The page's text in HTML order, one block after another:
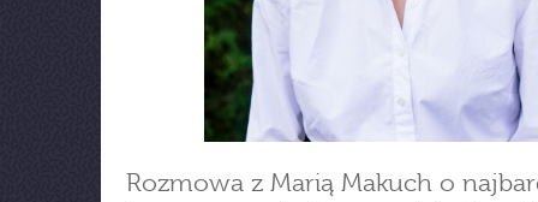
Rozmowa z Marią Makuch o